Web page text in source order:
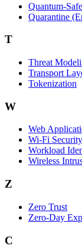
Quantum-
Quarantine
T
Threat
Transport
Tokenization
W
Web
Wi‑Fi Security
Workload
Wireless
Z
Zero Trust
Zero‑Day
C